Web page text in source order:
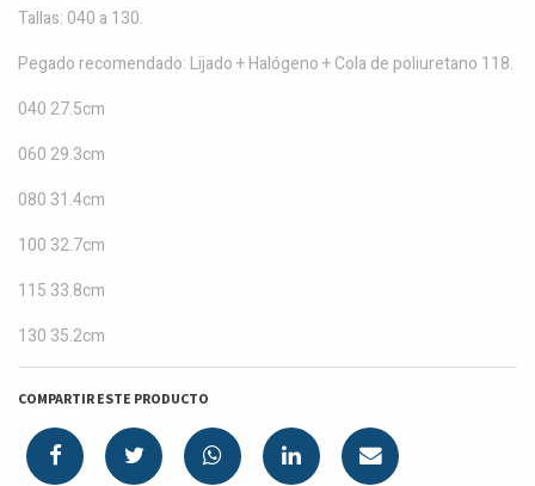
Tallas: 040 a 130.
Pegado recomendado: Lijado + Halógeno + Cola de poliuretano 118.
040 27.5cm
060 29.3cm
080 31.4cm
100 32.7cm
115 33.8cm
130 35.2cm
COMPARTIR ESTE PRODUCTO